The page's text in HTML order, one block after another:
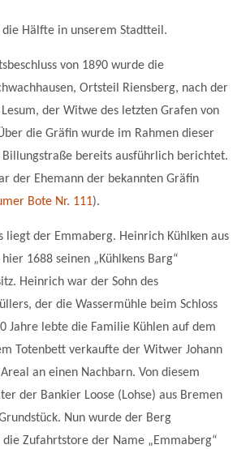
Hälfte in unserem Stadtteil.
von 1890 wurde die
Ortsteil Riensberg, nach der
der Witwe des letzten Grafen von
die Gräfin wurde im Rahmen dieser
Billungstraße bereits ausführlich berichtet.
der Ehemann der bekannten Gräfin
Bote Nr. 111).
liegt der Emmaberg. Heinrich Kühlken aus
1688 seinen „Kühlkens Barg“
Heinrich war der Sohn des
der die Wassermühle beim Schloss
Jahre lebte die Familie Kühlen auf dem
Totenbett verkaufte der Witwer Johann
an einen Nachbarn. Von diesem
der Bankier Loose (Lohse) aus Bremen
Nun wurde der Berg
Zufahrtstore der Name „Emmaberg“